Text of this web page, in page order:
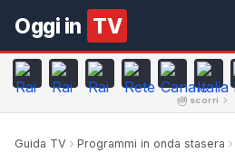
Oggi in TV
scorri
Guida TV Programmi in onda stasera